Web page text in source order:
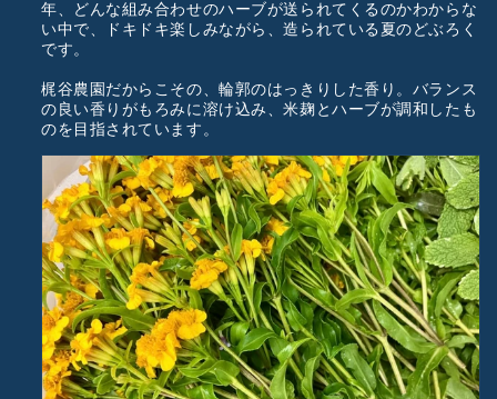
年、どんな組み合わせのハーブが送られてくるのかわからな
い中で、ドキドキ楽しみながら、造られている夏のどぶろく
です。
梶谷農園だからこその、輪郭のはっきりした香り。バランス
の良い香りがもろみに溶け込み、米麹とハーブが調和したも
のを目指されています。